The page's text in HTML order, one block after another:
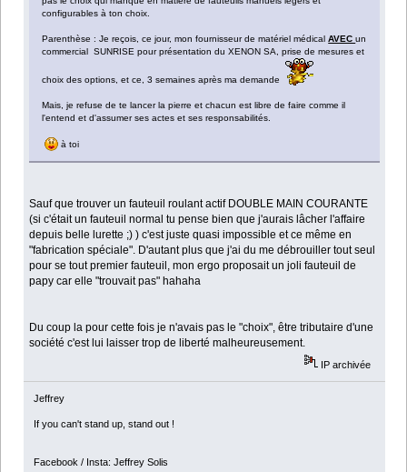
configurables à ton choix.
Parenthèse : Je reçois, ce jour, mon fournisseur de matériel médicalAVECun
commercial SUNRISE pour présentation du XENON SA, prise de mesures et
choix des options, et ce, 3 semaines après ma demande
Mais, je refuse de te lancer la pierre et chacun est libre de faire comme il
l'entend et d'assumer ses actes et ses responsabilités.
à toi
Sauf que trouver un fauteuil roulant actif DOUBLE MAIN COURANTE
(si c'était un fauteuil normal tu pense bien que j'aurais lâcher l'affaire
depuis belle lurette ;) ) c'est juste quasi impossible et ce même en
"fabrication spéciale". D'autant plus que j'ai du me débrouiller tout seul
pour se tout premier fauteuil, mon ergo proposait un joli fauteuil de
papy car elle "trouvait pas" hahaha
Du coup la pour cette fois je n'avais pas le "choix", être tributaire d'une
société c'est lui laisser trop de liberté malheureusement.
IP archivée
Jeffrey
If you can't stand up, stand out !
Facebook / Insta: Jeffrey Solis